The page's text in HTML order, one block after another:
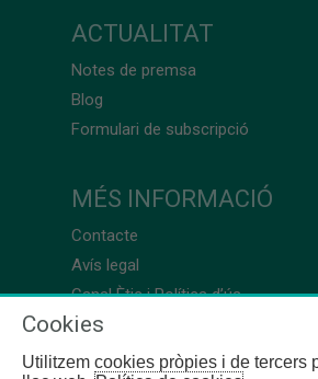
ACTUALITAT
Notes de premsa
Blog
Formulari de subscripció
MÉS INFORMACIÓ
Contacte
Avís legal
Canal Ètic i Política d’ús
Cookies
Utilitzem cookies pròpies i de tercers